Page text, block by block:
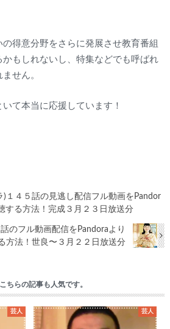
得意分野をさらに発展させ教育番組
もしれないし、特集などでも呼ばれ
せん。
て本当に応援しています！
)１４５話の見逃し配信フル動画をPandor
する方法！完成３月２３日放送分
のフル動画配信をPandoraより
方法！世良〜３月２２日放送分
こちらの記事も人気です。
芸人 芸人